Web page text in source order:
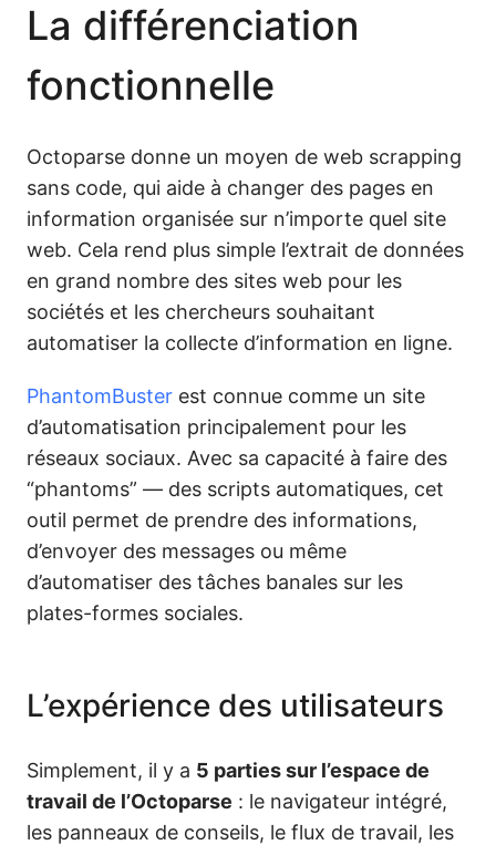
La différenciation
fonctionnelle
Oct⁠oparse donne un moyen de web scrapping
sans code, qui aide à changer des pages en
information organisée sur n’importe quel site
web. Cela rend plus simple l’extrait de données
en grand nombre des sites web pour les
sociétés ͏et les chercheurs souhaitant
a͏utomatiser la collecte d’information en ligne.
PhantomBuster est connue comme un site
d’automatisation principalement pour les
réseaux sociaux. Avec sa capacité à faire des
“phantoms” — des scripts automatiques, cet
outil permet de prendre des informations,
d’envoyer des messages ou même
d’automatiser des tâches banales sur les
plates-formes sociales.
L’expérience des utilisateurs
Simplement, il y a 5 parties sur l’espace de
travail de l’Octoparse : le navigateur intégré,
les panneaux de conseils, le flux de travail, les